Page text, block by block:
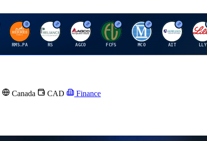
H
RMS.PA
R
RS
A
AGCO
F
FCFS
M
MCO
A
AIT
E
LLY
Canada CAD Finance